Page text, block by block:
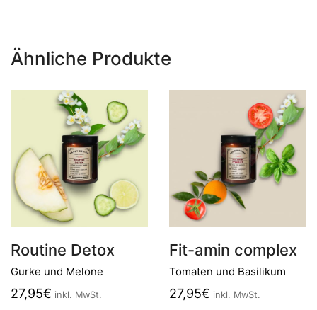
Ähnliche Produkte
Routine Detox
Gurke und Melone
27,95€ inkl. MwSt.
Fit-amin complex
Tomaten und Basilikum
27,95€ inkl. MwSt.